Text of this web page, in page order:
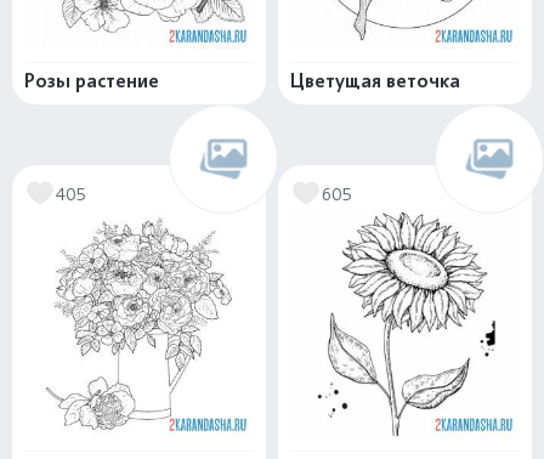
Розы растение Цветущая веточка
405 605